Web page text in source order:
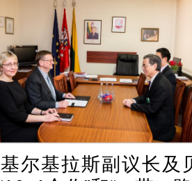
基拉斯副议长及